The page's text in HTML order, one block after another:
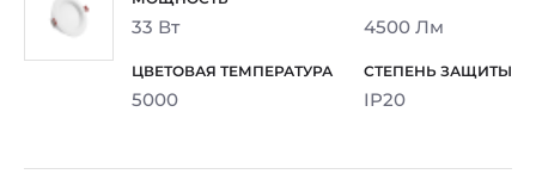
33 Вт 4500 Лм
5000 IP20